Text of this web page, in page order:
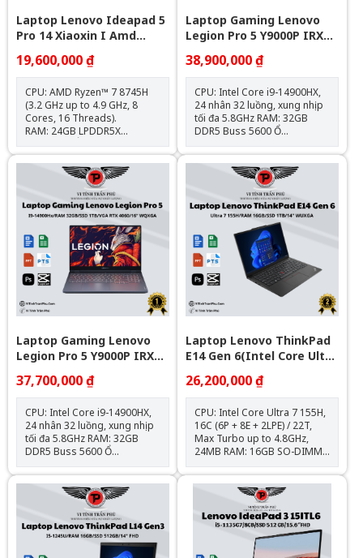
Laptop Lenovo Ideapad 5
Pro 14 Xiaoxin I Amd
Ryzen7 8745H \ 24G R5
6400 \ 1T Ssd M2 Nvme \
14" 2,8K Oled 120Hz I Amd
Radeon™ 780M
19,600,000 ₫
CPU: AMD Ryzen™ 7 8745H
(3.2 GHz up to 4.9 GHz, 8
Cores, 16 Threads).
RAM: 24GB LPDDR5X
6400MHz. Ổ cứng: 1TB SSD
M.2 NVMe PCIe. Card đồ
họa: AMD Radeon™ 780M.
Màn hình: 14 inch OLED, 2.8K,
120Hz, HDR True Black 500,
100% DCI-P3. Pin: 84Wh, hỗ
trợ sạc nhanh 100W Type-C.
Trọng lượng: Chỉ 1.46 kg, tiện
lợi di chuyển. Kết nối: HDMI,
USB-C, USB 4, USB-A 3.2
Gen1.
Laptop Gaming Lenovo
Legion Pro 5 Y9000P IRX9 (
I9-14900Hx\Ram 32G\1T
Ssd\Rtx 4070\16” WQXGA\
Win 11\GREY_Nk)
38,900,000 ₫
CPU: Intel Core i9-14900HX,
24 nhân 32 luồng, xung nhịp
tối đa 5.8GHz RAM: 32GB
DDR5 Buss 5600 Ổ
cứng: 1TB M.2 PCIe NVMe
SSD Card đồ họa: NVIDIA
GeForce RTX 4070 8GB
WQXGA 240Hz, 100% sRGB,
HDR400, Dolby Vision™, G-
SYNC® Cổng kết nối: USB-C
140W, HDMI 8K, RJ-45, USB
3.2 Gen 1 Trọng
lượng: ~2.35kg | Pin: 80Wh
Hệ điều hành: Windows 11
bản quyền Bảo hành: 12
tháng
Laptop Gaming Lenovo
Legion Pro 5 Y9000P IRX9 (
I9-14900Hx\Ram 32G\1T
Ssd\Rtx 4060\16” WQXGA\
Win 11\GREY_Nk)
37,700,000 ₫
CPU: Intel Core i9-14900HX,
24 nhân 32 luồng, xung nhịp
tối đa 5.8GHz RAM: 32GB
DDR5 Buss 5600 Ổ
cứng: 1TB M.2 PCIe NVMe
SSD Card đồ họa: NVIDIA
GeForce RTX 4060 8GB Màn
hình: 16 inch WQXGA 240Hz,
100% sRGB, HDR400, Dolby
Vision™, G-SYNC® Cổng kết
nối: USB-C 140W, HDMI 8K,
RJ-45, USB 3.2 Gen 1 Trọng
Laptop Lenovo ThinkPad
E14 Gen 6(Intel Core Ultra
7 155H | 16GB | 1TB |
Intel Arc | 14 inch WUXGA
| NoOS | Đen)
26,200,000 ₫
CPU: Intel Core Ultra 7 155H,
16C (6P + 8E + 2LPE) / 22T,
Max Turbo up to 4.8GHz,
24MB RAM: 16GB SO-DIMM
DDR5-5600 (Up to 64GB
DDR5-5600) Ổ cứng: 1TB SSD
M.2 2242 PCIe® 4.0x4
NVMe® Opal 2.0 VGA:
Integrated Intel® Arc™
Graphics Màn hình: 14"
WUXGA (1920x1200) IPS
300nits Anti-glare, 45%